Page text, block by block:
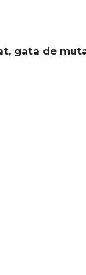
gata de